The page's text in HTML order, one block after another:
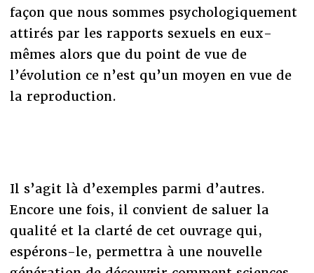
façon que nous sommes psychologiquement
attirés par les rapports sexuels en eux-
mêmes alors que du point de vue de
l’évolution ce n’est qu’un moyen en vue de
la reproduction.
Il s’agit là d’exemples parmi d’autres.
Encore une fois, il convient de saluer la
qualité et la clarté de cet ouvrage qui,
espérons-le, permettra à une nouvelle